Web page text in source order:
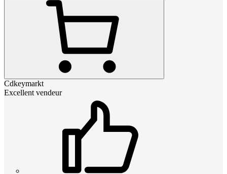
Cdkeymarkt
Excellent vendeur